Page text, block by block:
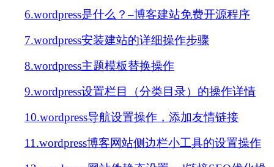
6.wordpress是什么？–博客建站免费开源程序
7.wordpress安装建站的详细操作步骤
8.wordpress主题模板替换操作
9.wordpress设置栏目（分类目录）的操作详情
10.wordpress导航设置操作，添加友情链接
11.wordpress博客网站侧边栏小工具的设置操作